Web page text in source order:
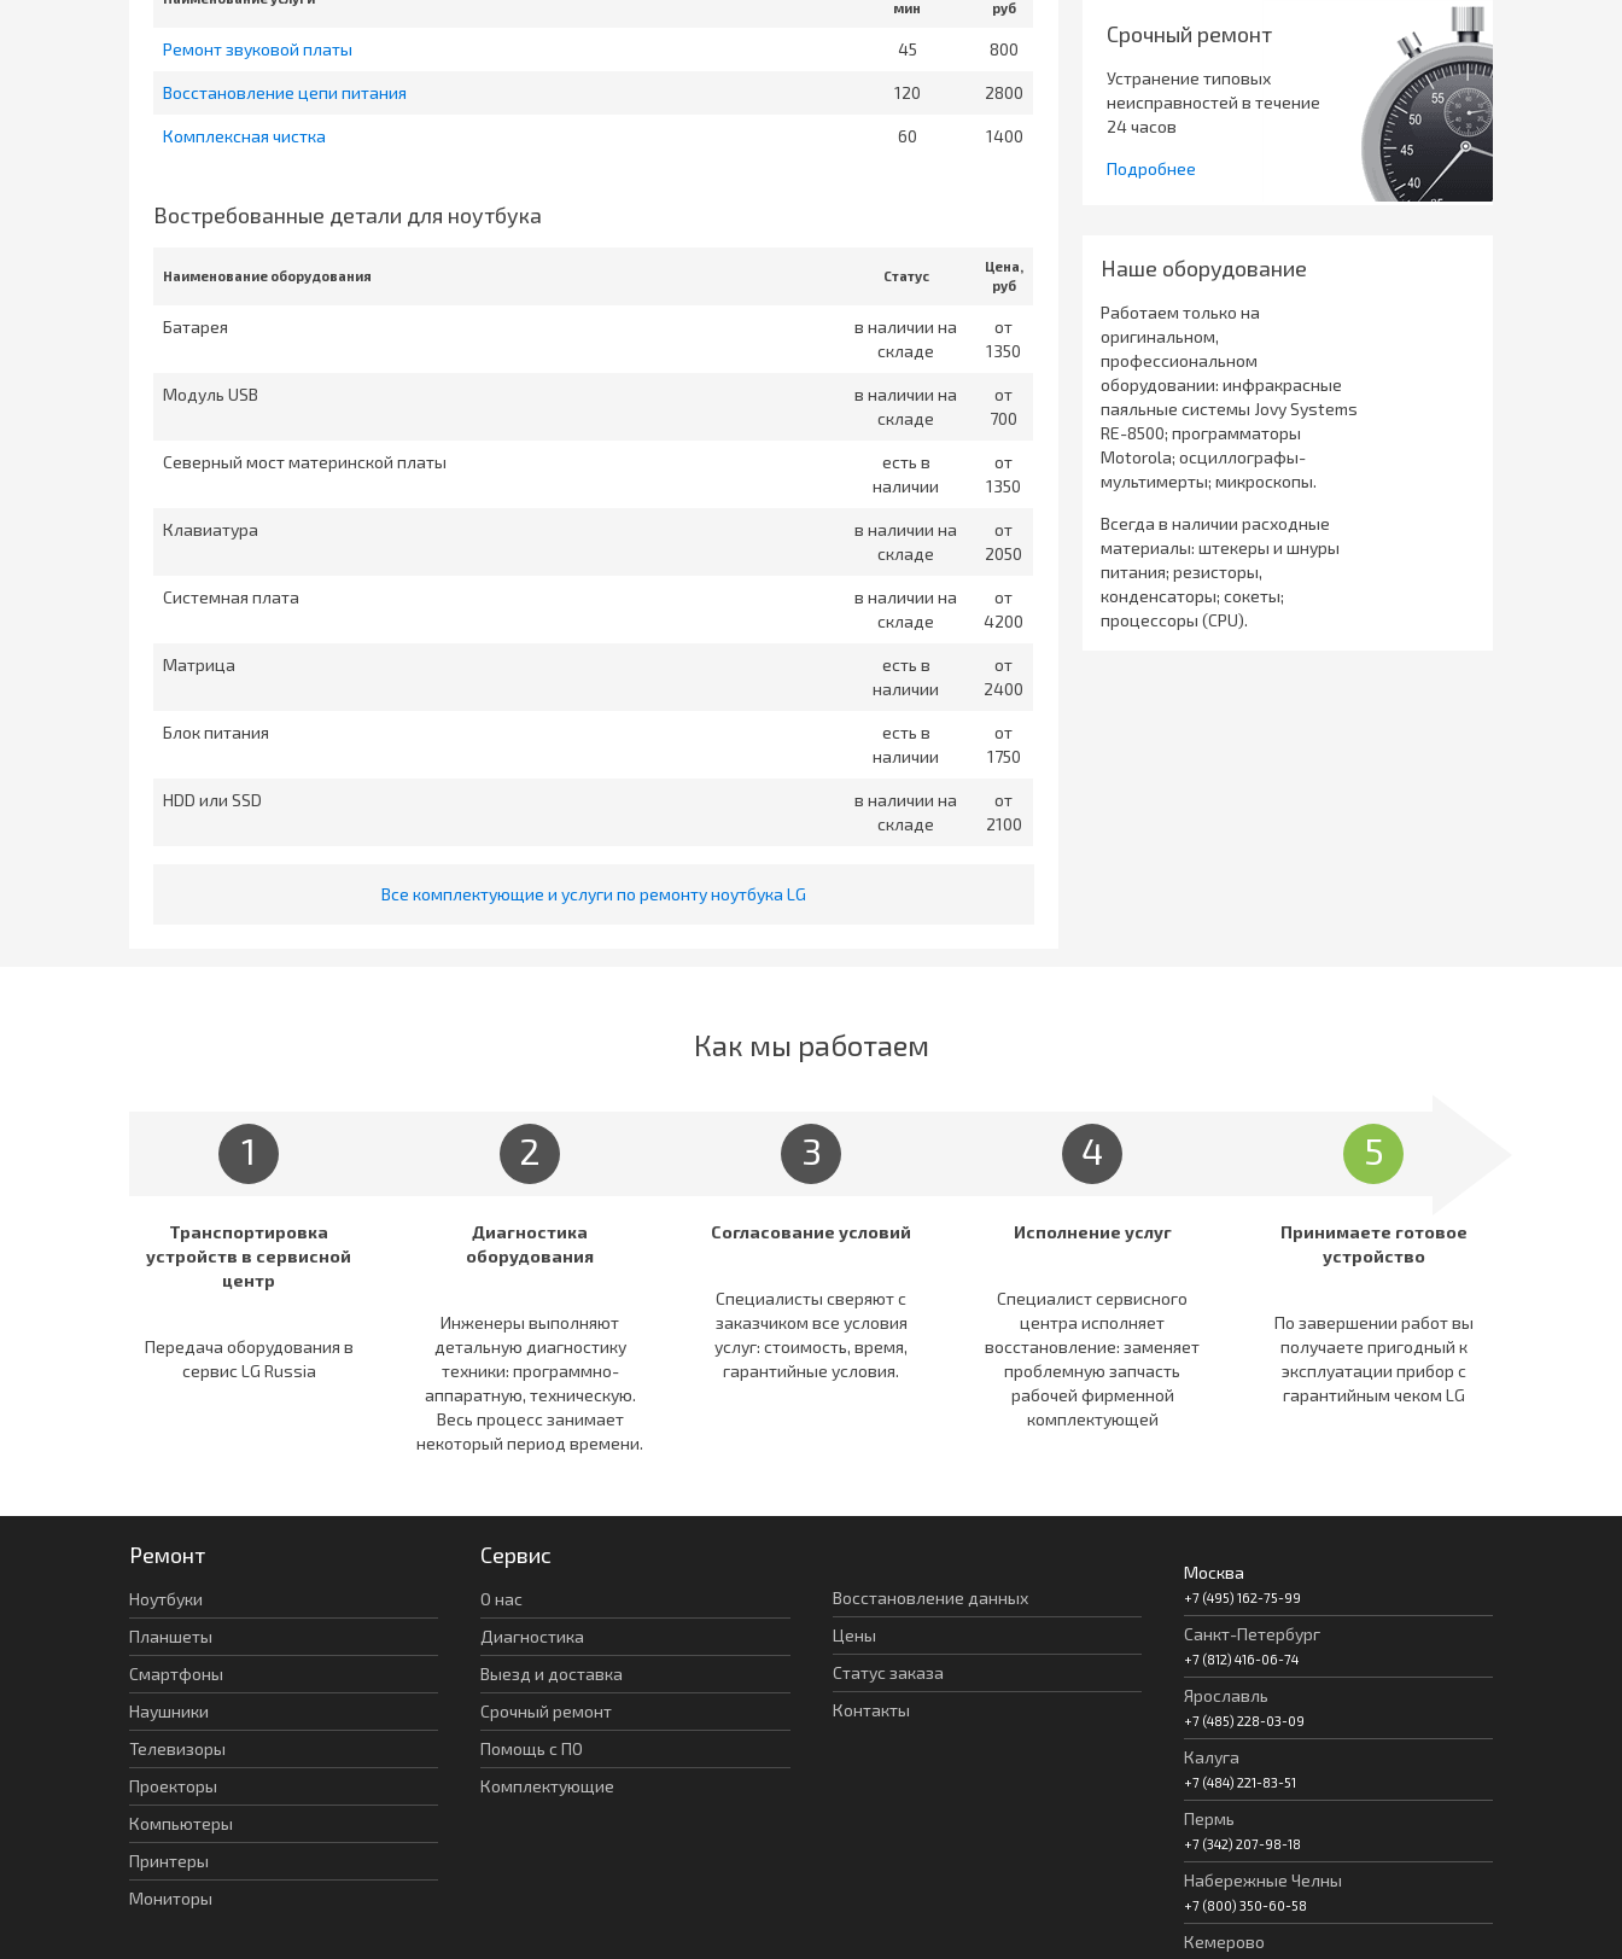
мин
руб
Ремонт звуковой платы 45 800
Восстановление цепи питания 120 2800
Комплексная чистка 60 1400
Востребованные детали для ноутбука
Наименование оборудования Статус
Цена,
руб
Батарея
в наличии на
складе
от
1350
Модуль USB
в наличии на
складе
от
700
Северный мост материнской платы
есть в
наличии
от
1350
Клавиатура
в наличии на
складе
от
2050
Системная плата
в наличии на
складе
от
4200
Матрица
есть в
наличии
от
2400
Блок питания
есть в
наличии
от
1750
HDD или SSD
в наличии на
складе
от
2100
Все комплектующие и услуги по ремонту ноутбука LG
Срочный ремонт
Устранение типовых
неисправностей в течение
24 часов
Подробнее
Наше оборудование
Работаем только на
оригинальном,
профессиональном
оборудовании: инфракрасные
паяльные системы Jovy Systems
RE-8500; программаторы
Motorola; осциллографы-
мультимерты; микроскопы.
Всегда в наличии расходные
материалы: штекеры и шнуры
питания; резисторы,
конденсаторы; сокеты;
процессоры (CPU).
Как мы работаем
1
Транспортировка
устройств в сервисной
центр
Передача оборудования в
сервис LG Russia
2
Диагностика
оборудования
Инженеры выполняют
детальную диагностику
техники: программно-
аппаратную, техническую.
Весь процесс занимает
некоторый период времени.
3
Согласование условий
Специалисты сверяют c
заказчиком все условия
услуг: стоимость, время,
гарантийные условия.
4
Исполнение услуг
Специалист сервисного
центра исполняет
восстановление: заменяет
проблемную запчасть
рабочей фирменной
комплектующей
5
Принимаете готовое
устройство
По завершении работ вы
получаете пригодный к
эксплуатации прибор c
гарантийным чеком LG
Ремонт
Ноутбуки
Планшеты
Смартфоны
Наушники
Телевизоры
Проекторы
Компьютеры
Принтеры
Мониторы
Сервис
О нас
Диагностика
Выезд и доставка
Срочный ремонт
Помощь с ПО
Комплектующие
Восстановление данных
Цены
Статус заказа
Контакты
Москва
+7 (495) 162-75-99
Санкт-Петербург
+7 (812) 416-06-74
Ярославль
+7 (485) 228-03-09
Калуга
+7 (484) 221-83-51
Пермь
+7 (342) 207-98-18
Набережные Челны
+7 (800) 350-60-58
Кемерово